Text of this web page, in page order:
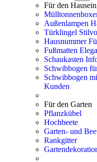
Für den
Außenlampen
Türklingel
Hausnummer
Fußmatten
Schaukasten
Schwibbogen
Schwibbogen
Kunden
Für den Garten
Pflanzkübel
Hochbeete
Garten- und
Rankgitter